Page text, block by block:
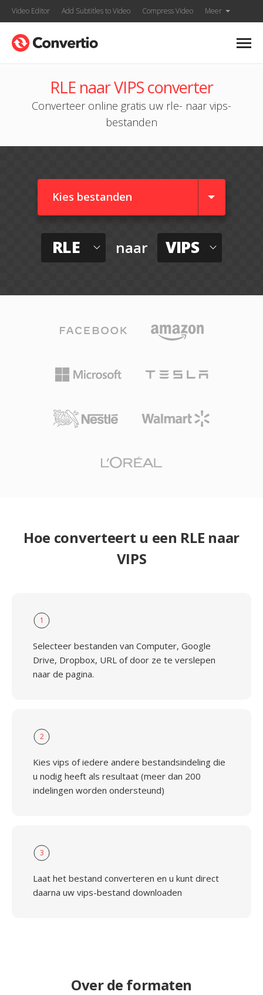
Video Editor Add Subtitles to Video Compress Video Meer
RLE naar VIPS converter
Converteer online gratis uw rle- naar vips-
bestanden
Kies bestanden
RLE naar VIPS
Hoe converteert u een RLE naar
VIPS
1
Selecteer bestanden van Computer, Google
Drive, Dropbox, URL of door ze te verslepen
naar de pagina.
2
Kies vips of iedere andere bestandsindeling die
u nodig heeft als resultaat (meer dan 200
indelingen worden ondersteund)
3
Laat het bestand converteren en u kunt direct
daarna uw vips-bestand downloaden
Over de formaten